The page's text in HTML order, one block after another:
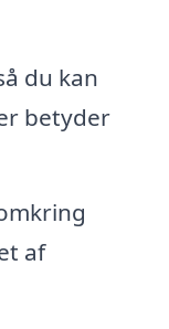
du kan
betyder
af